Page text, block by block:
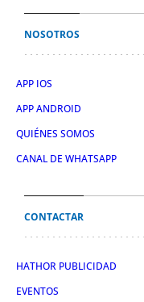
NOSOTROS
APP IOS
APP ANDROID
QUIÉNES SOMOS
CANAL DE WHATSAPP
CONTACTAR
HATHOR PUBLICIDAD
EVENTOS